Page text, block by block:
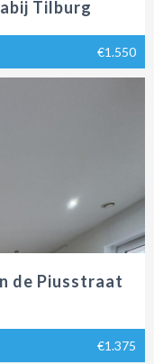
Tilburg
€1.550
de Piusstraat
€1.375